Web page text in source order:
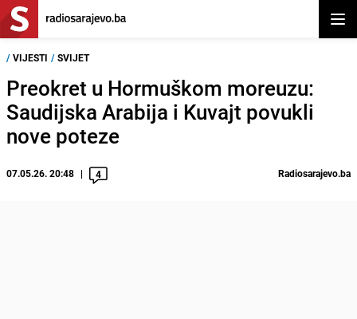
/ VIJESTI / SVIJET
Preokret u Hormuškom moreuzu:
Saudijska Arabija i Kuvajt povukli
nove poteze
07.05.26. 20:48 4 Radiosarajevo.ba